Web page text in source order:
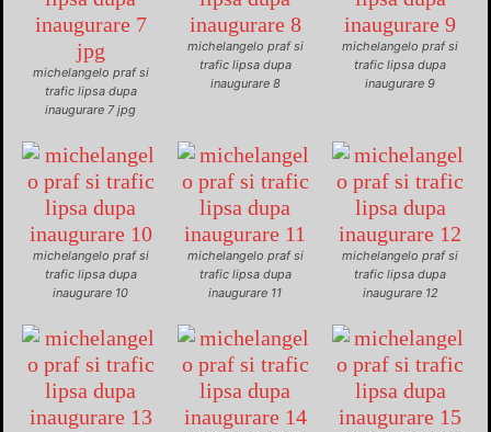
michelangelo praf si
trafic lipsa dupa
inaugurare 7 jpg
michelangelo praf si
trafic lipsa dupa
inaugurare 8
michelangelo praf si
trafic lipsa dupa
inaugurare 9
michelangelo praf si
trafic lipsa dupa
inaugurare 10
michelangelo praf si
trafic lipsa dupa
inaugurare 11
michelangelo praf si
trafic lipsa dupa
inaugurare 12